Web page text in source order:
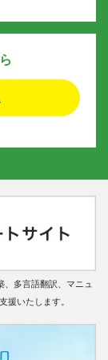
、多言語翻訳、マニュ
援いたします。